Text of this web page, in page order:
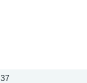
37